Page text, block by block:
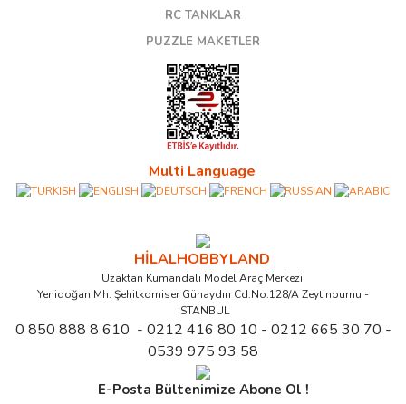
RC TANKLAR
PUZZLE MAKETLER
Multi Language
HİLALHOBBYLAND
Uzaktan Kumandalı Model Araç Merkezi
Yenidoğan Mh. Şehitkomiser Günaydın Cd.No:128/A Zeytinburnu -
İSTANBUL
0 850 888 8 610 - 0212 416 80 10 - 0212 665 30 70 -
0539 975 93 58
E-Posta Bültenimize Abone Ol !